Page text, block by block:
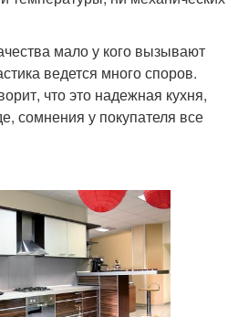
мало у кого вызывают
ведется много споров.
что это надежная кухня,
сомнения у покупателя все